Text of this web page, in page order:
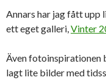
Annars har jag fått upp
ett eget galleri,Vinter
Även fotoinspirationen
lagt lite bilder med